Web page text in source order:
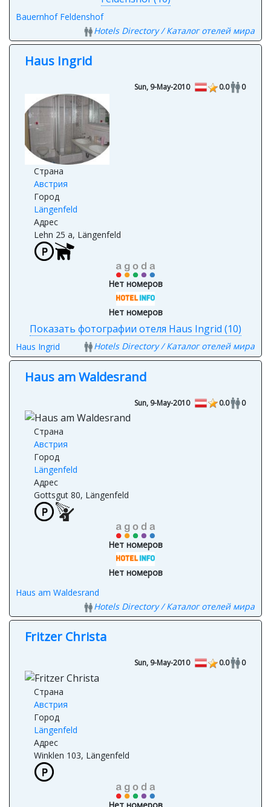
Feldenshof (10)
Bauernhof Feldenshof
Hotels Directory / Каталог отелей мира
Haus Ingrid
Страна
Австрия
Город
Längenfeld
Адрес
Lehn 25 a, Längenfeld
Нет номеров
Нет номеров
Показать фотографии отеля Haus Ingrid (10)
Haus Ingrid Hotels Directory / Каталог отелей мира
Страна
Австрия
Город
Längenfeld
Адрес
Gottsgut 80, Längenfeld
Нет номеров
Haus am Waldesrand
Hotels Directory / Каталог отелей мира
Страна
Австрия
Город
Längenfeld
Адрес
Winklen 103, Längenfeld